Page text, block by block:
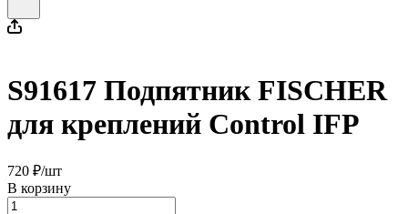
S91617 Подпятник FISCHER
для креплений Control IFP
720 ₽/шт
В корзину